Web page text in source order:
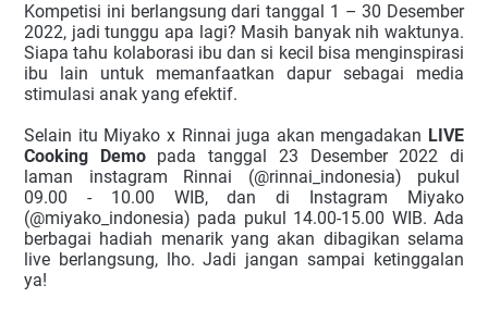
Kompetisi ini berlangsung dari tanggal 1 – 30 Desember
2022, jadi tunggu apa lagi? Masih banyak nih waktunya.
Siapa tahu kolaborasi ibu dan si kecil bisa menginspirasi
ibu lain untuk memanfaatkan dapur sebagai media
stimulasi anak yang efektif.
Selain itu Miyako x Rinnai juga akan mengadakan LIVE
Cooking Demo pada tanggal 23 Desember 2022 di
laman instagram Rinnai (@rinnai_indonesia) pukul
09.00 - 10.00 WIB, dan di Instagram Miyako
(@miyako_indonesia) pada pukul 14.00-15.00 WIB. Ada
berbagai hadiah menarik yang akan dibagikan selama
live berlangsung, lho. Jadi jangan sampai ketinggalan
ya!